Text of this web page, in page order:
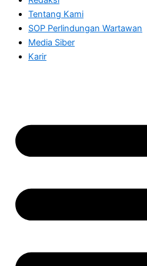
Tentang Kami
SOP Perlindungan Wartawan
Media Siber
Karir